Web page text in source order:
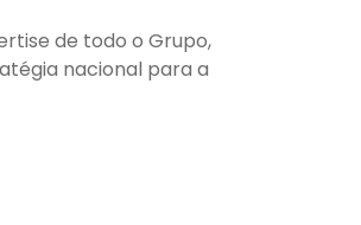
de todo o Grupo,
nacional para a